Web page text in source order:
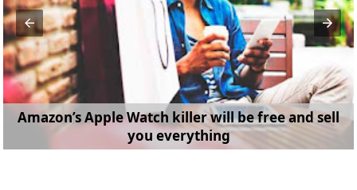
Amazon’s Apple Watch killer will be free and sell
you everything